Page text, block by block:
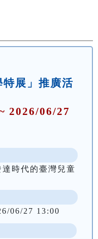
特展」推廣活
2026/06/27
時代的臺灣兒童
06/27 13:00